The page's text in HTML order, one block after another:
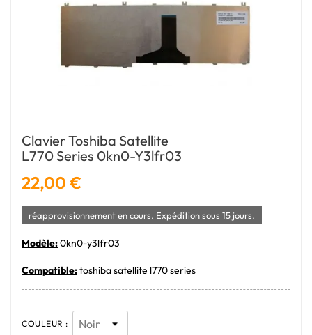
Clavier Toshiba Satellite
L770 Series 0kn0-Y3lfr03
22,00 €
réapprovisionnement en cours. Expédition sous 15 jours.
Modèle:0kn0-y3lfr03
Compatible:toshiba satellite l770 series
COULEUR :